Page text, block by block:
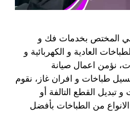
المختص بخدمات فك و
العادية و الكهربائية و
نؤمن اعمال صيانة
طباخات و افران غاز، نقوم
تبديل القطع التالفة أو
من الطباخات بأفضل